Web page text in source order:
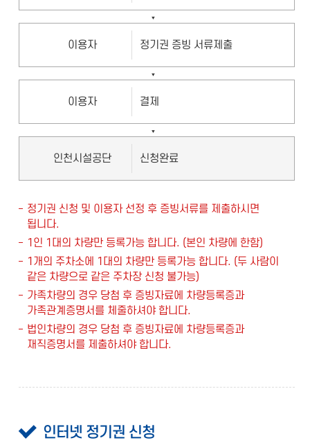
이용자 정기권 증빙 서류제출
이용자 결제
인천시설공단 신청완료
정기권 신청 및 이용자 선정 후 증빙서류를 제출하시면
됩니다.
1인 1대의 차량만 등록가능 합니다. (본인 차량에 한함)
1개의 주차소에 1대의 차량만 등록가능 합니다. (두 사람이
같은 차량으로 같은 주차장 신청 불가능)
가족차량의 경우 당첨 후 증빙자료에 차량등록증과
가족관계증명서를 체줄하셔야 합니다.
법인차량의 경우 당첨 후 증빙자료에 차량등록증과
재직증명서를 제출하셔야 합니다.
인터넷 정기권 신청